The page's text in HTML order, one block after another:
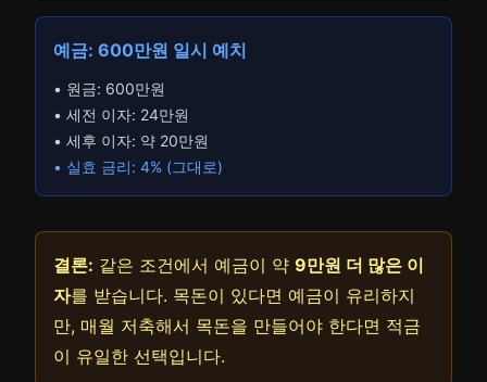
예금: 600만원 일시 예치
• 원금: 600만원
• 세전 이자: 24만원
• 세후 이자: 약 20만원
• 실효 금리: 4% (그대로)
결론: 같은 조건에서 예금이 약 9만원 더 많은 이
자를 받습니다. 목돈이 있다면 예금이 유리하지
만, 매월 저축해서 목돈을 만들어야 한다면 적금
이 유일한 선택입니다.